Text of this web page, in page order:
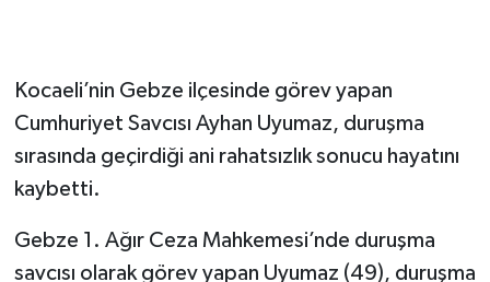
Kocaeli’nin Gebze ilçesinde görev yapan
Cumhuriyet Savcısı Ayhan Uyumaz, duruşma
sırasında geçirdiği ani rahatsızlık sonucu hayatını
kaybetti.
Gebze 1. Ağır Ceza Mahkemesi’nde duruşma
savcısı olarak görev yapan Uyumaz (49), duruşma